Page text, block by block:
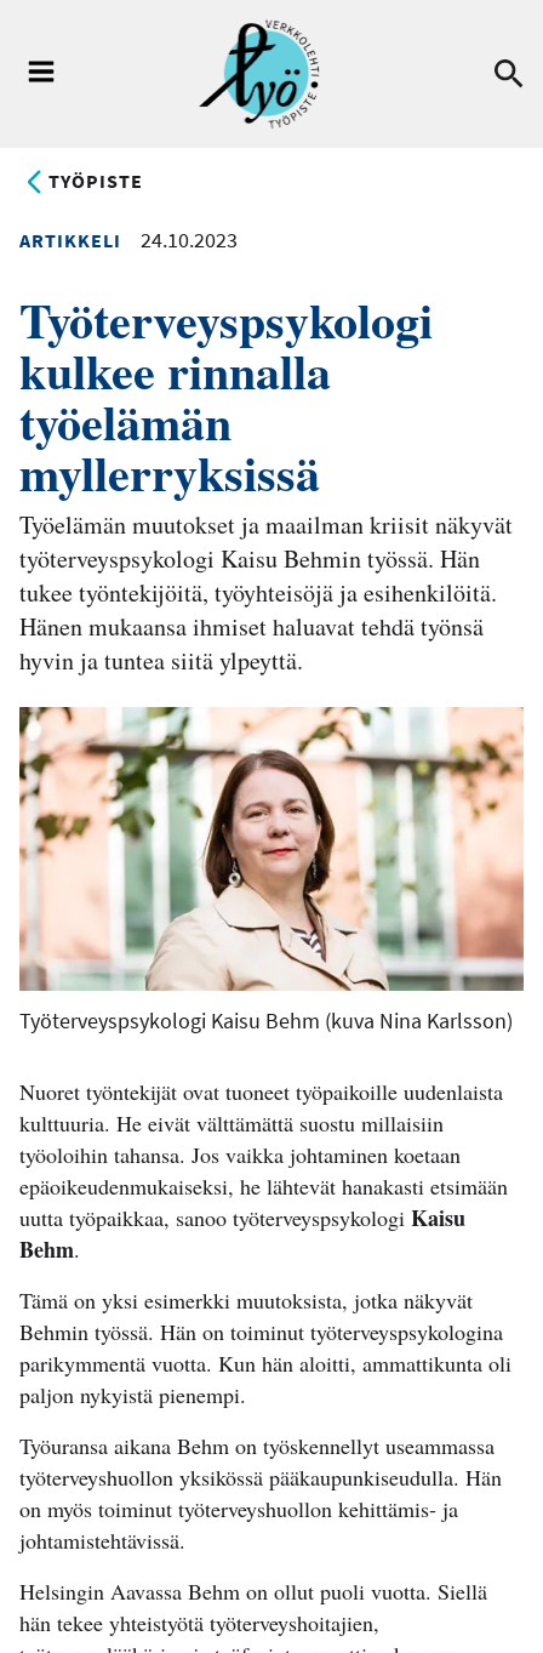
pääsisältöön
TYÖPISTE
ARTIKKELI 24.10.2023
Työterveyspsykologi
kulkee rinnalla
työelämän
myllerryksissä
Työelämän muutokset ja maailman kriisit näkyvät
työterveyspsykologi Kaisu Behmin työssä. Hän
tukee työntekijöitä, työyhteisöjä ja esihenkilöitä.
Hänen mukaansa ihmiset haluavat tehdä työnsä
hyvin ja tuntea siitä ylpeyttä.
Työterveyspsykologi Kaisu Behm (kuva Nina Karlsson)
Nuoret työntekijät ovat tuoneet työpaikoille uudenlaista
kulttuuria. He eivät välttämättä suostu millaisiin
työoloihin tahansa. Jos vaikka johtaminen koetaan
epäoikeudenmukaiseksi, he lähtevät hanakasti etsimään
uutta työpaikkaa, sanoo työterveyspsykologi Kaisu
Behm.
Tämä on yksi esimerkki muutoksista, jotka näkyvät
Behmin työssä. Hän on toiminut työterveyspsykologina
parikymmentä vuotta. Kun hän aloitti, ammattikunta oli
paljon nykyistä pienempi.
Työuransa aikana Behm on työskennellyt useammassa
työterveyshuollon yksikössä pääkaupunkiseudulla. Hän
on myös toiminut työterveyshuollon kehittämis- ja
johtamistehtävissä.
Helsingin Aavassa Behm on ollut puoli vuotta. Siellä
hän tekee yhteistyötä työterveyshoitajien,